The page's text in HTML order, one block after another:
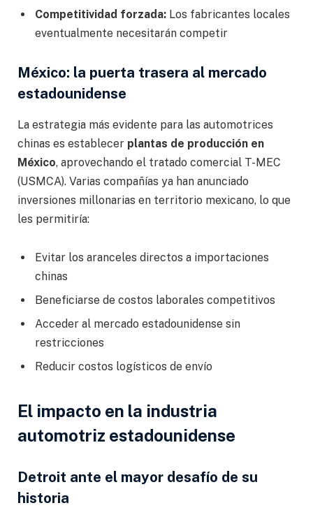
Competitividad forzada: Los fabricantes locales
eventualmente necesitarán competir
México: la puerta trasera al mercado
estadounidense
La estrategia más evidente para las automotrices
chinas es establecer plantas de producción en
México, aprovechando el tratado comercial T-MEC
(USMCA). Varias compañías ya han anunciado
inversiones millonarias en territorio mexicano, lo que
les permitiría:
Evitar los aranceles directos a importaciones
chinas
Beneficiarse de costos laborales competitivos
Acceder al mercado estadounidense sin
restricciones
Reducir costos logísticos de envío
El impacto en la industria
automotriz estadounidense
Detroit ante el mayor desafío de su
historia